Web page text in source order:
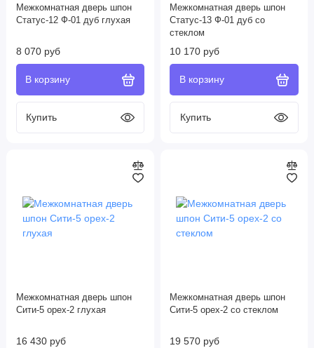
Межкомнатная дверь шпон
Статус-12 Ф-01 дуб глухая
8 070 руб
Межкомнатная дверь шпон
Статус-13 Ф-01 дуб со
стеклом
10 170 руб
Межкомнатная дверь шпон
Сити-5 орех-2 глухая
16 430 руб
Межкомнатная дверь шпон
Сити-5 орех-2 со стеклом
19 570 руб